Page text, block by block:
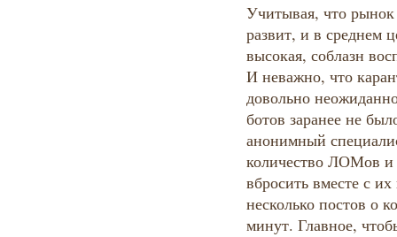
Учитывая, что
развит, и в среднем
высокая, соблазн
И неважно, что
довольно
ботов заранее не
анонимный
количество ЛОМов и
вбросить вместе с
несколько постов о
минут. Главное,